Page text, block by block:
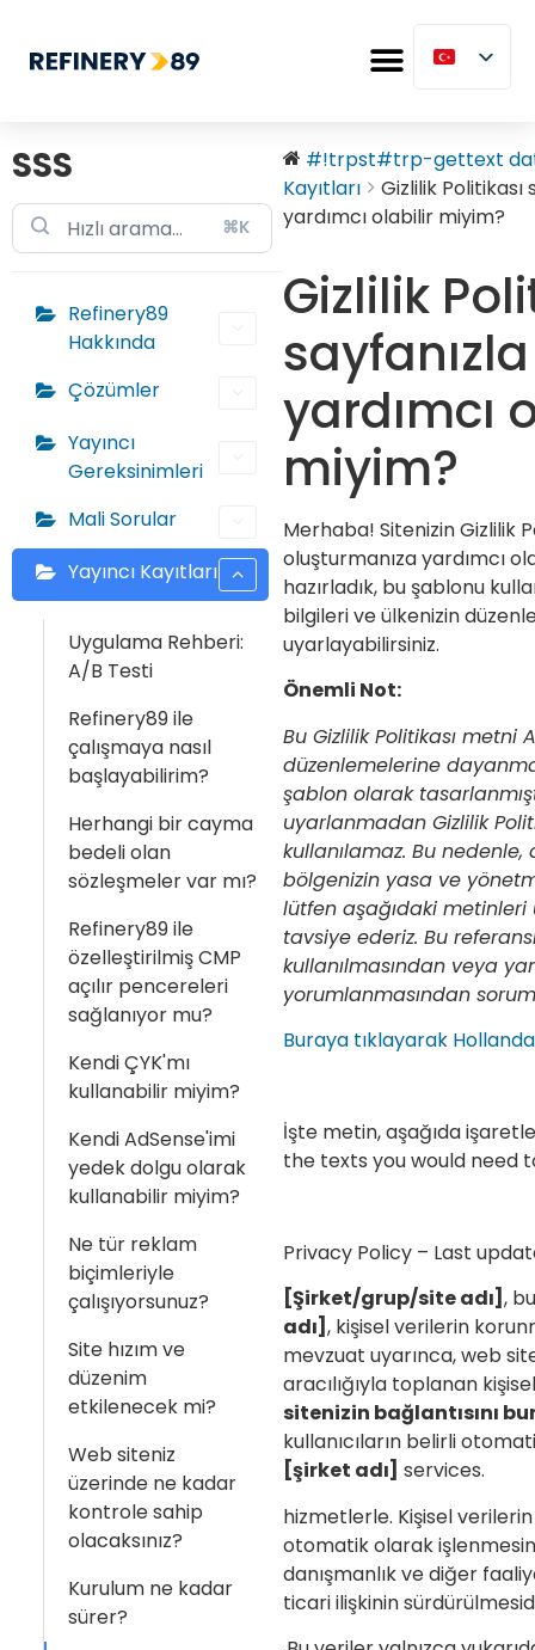
SSS
⌘K
Refinery89
Hakkında
Çözümler
Yayıncı
Gereksinimleri
Mali Sorular
Yayıncı Kayıtları
Uygulama Rehberi:
A/B Testi
Refinery89 ile
çalışmaya nasıl
başlayabilirim?
Herhangi bir cayma
bedeli olan
sözleşmeler var mı?
Refinery89 ile
özelleştirilmiş CMP
açılır pencereleri
sağlanıyor mu?
Kendi ÇYK'mı
kullanabilir miyim?
Kendi AdSense'imi
yedek dolgu olarak
kullanabilir miyim?
Ne tür reklam
biçimleriyle
çalışıyorsunuz?
Site hızım ve
düzenim
etkilenecek mi?
Web siteniz
üzerinde ne kadar
kontrole sahip
olacaksınız?
Kurulum ne kadar
sürer?
#!trpst#trp-gettext
Kayıtları
Gizlilik Politikası
yardımcı olabilir miyim?
Gizlilik
yardımcı
miyim?
Merhaba! Sitenizin Gizlilik
oluşturmanıza yardımcı
hazırladık, bu şablonu
bilgileri ve ülkenizin
uyarlayabilirsiniz.
Önemli Not:
Bu Gizlilik Politikası metni
düzenlemelerine
şablon olarak
uyarlanmadan Gizlilik
kullanılamaz. Bu
bölgenizin yasa ve
lütfen aşağıdaki metinleri
tavsiye ederiz. Bu
kullanılmasından veya
yorumlanmasından
Buraya tıklayarak
İşte metin, aşağıda
the texts you would need
Privacy Policy – Last
[Şirket/grup/site adı] ,
adı] , kişisel verilerin
mevzuat uyarınca, web
aracılığıyla toplanan
sitenizin bağlantısını
kullanıcıların belirli
[şirket adı] services.
hizmetlerle. Kişisel
otomatik olarak
danışmanlık ve diğer
ticari ilişkinin